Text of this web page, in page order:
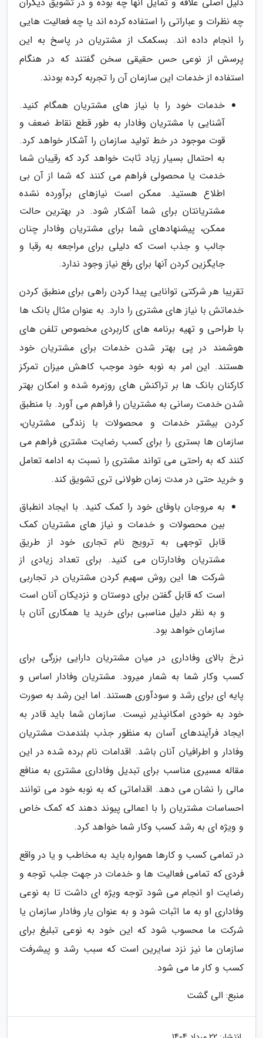
چه نظرات و عباراتی را استفاده کرده اند یا چه فعالیت هایی
را انجام داده اند. بسکمک از مشتریان در پاسخ به این
پرسش از نوعی حس حقیقی سخن گفتند که در هنگام
استفاده از خدمات این سازمان آن را تجربه کرده بودند.
خدمات خود را با نیاز های مشتریان همگام کنید.
آشنایی با مشتریان وفادار به طور قطع نقاط ضعف و
قوت موجود در خط تولید سازمان را آشکار خواهد کرد.
به احتمال بسیار زیاد ثابت خواهد کرد که رقیبان شما
خدمت یا محصولی فراهم می کنند که شما از آن بی
اطلاع هستید. ممکن است نیازهای برآورده نشده
مشتریانتان برای شما آشکار شود. در بهترین حالت
ممکن، پیشنهادهای شما برای مشتریان وفادار چنان
جالب و جذب است که دلیلی برای مراجعه به رقبا و
جایگزین کردن آنها برای رفع نیاز وجود ندارد.
تقریبا هر شرکتی توانایی پیدا کردن راهی برای منطبق کردن
خدماتش با نیاز های مشتری را دارد. به عنوان مثال بانک ها
با طراحی و تهیه برنامه های کاربردی مخصوص تلفن های
هوشمند در پی بهتر شدن خدمات برای مشتریان خود
هستند. این امر به نوبه خود موجب کاهش میزان تمرکز
کارکنان بانک ها بر تراکنش های روزمره شده و امکان بهتر
شدن خدمت رسانی به مشتریان را فراهم می آورد. با منطبق
کردن بیشتر خدمات و محصولات با زندگی مشتریان،
سازمان ها بستری را برای کسب رضایت مشتری فراهم می
کنند که به راحتی می تواند مشتری را نسبت به ادامه تعامل
و خرید حتی در مدت زمان طولانی تری تشویق کند.
به مروجان باوفای خود را کمک کنید. با ایجاد انطباق
بین محصولات و خدمات و نیاز های مشتریان کمک
قابل توجهی به ترویج نام تجاری خود از طریق
مشتریان وفادارتان می کنید. برای تعداد زیادی از
شرکت ها این روش سهیم کردن مشتریان در تجاربی
است که قابل گفتن برای دوستان و نزدیکان آنان است
و به نظر دلیل مناسبی برای خرید یا همکاری آنان با
سازمان خواهد بود.
نرخ بالای وفاداری در میان مشتریان دارایی بزرگی برای
کسب وکار شما به شمار میرود. مشتریان وفادار اساس و
پایه ای برای رشد و سودآوری هستند. اما این رشد به صورت
خود به خودی امکانپذیر نیست. سازمان شما باید قادر به
ایجاد فرآیندهای آسان به منظور جذب بلندمدت مشتریان
وفادار و اطرافیان آنان باشد. اقدامات نام برده شده در این
مقاله مسیری مناسب برای تبدیل وفاداری مشتری به منافع
مالی را نشان می دهد. اقداماتی که به نوبه خود می توانند
احساسات مشتریان را با اعمالی پیوند دهند که کمک خاص
و ویژه ای به رشد کسب وکار شما خواهد کرد.
در تمامی کسب و کارها همواره باید به مخاطب و یا در واقع
فردی که تمامی فعالیت ها و خدمات در جهت جلب توجه و
رضایت او انجام می شود توجه ویژه ای داشت تا به نوعی
وفاداری او به ما اثبات شود و به عنوان یار وفادار سازمان یا
شرکت ما محسوب شود که این خود به نوعی تبلیغ برای
سازمان ما نیز نزد سایرین است که سبب رشد و پیشرفت
کسب و کار ما می شود.
منبع: الی گشت